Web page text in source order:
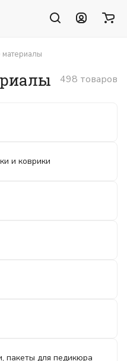
498 товаров
и коврики
пакеты для педикюра